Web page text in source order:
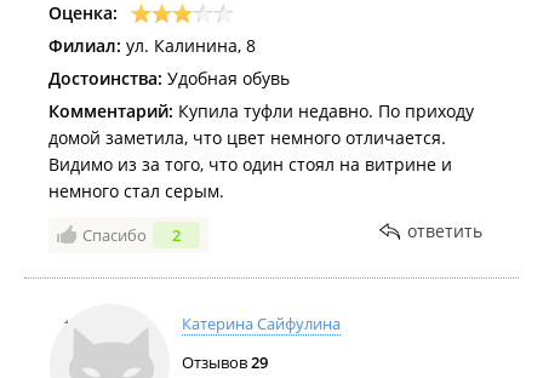
Оценка:
Филиал: ул. Калинина, 8
Достоинства: Удобная обувь
Комментарий: Купила туфли недавно. По приходу
домой заметила, что цвет немного отличается.
Видимо из за того, что один стоял на витрине и
немного стал серым.
Спасибо 2 ответить
Катерина Сайфулина
Отзывов29